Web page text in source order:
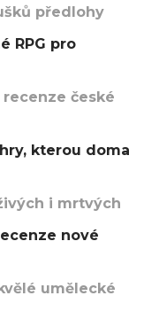
předlohy
RPG pro
recenze české
kterou doma
i mrtvých
nové
umělecké